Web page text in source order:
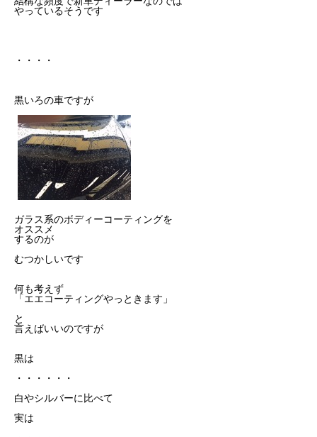
やっているそうです
・・・・
黒いろの車ですが
ガラス系のボディーコーティングを
オススメ
するのが
むつかしいです
何も考えず
「エエコーティングやっときます」
と
言えばいいのですが
黒は
・・・・・・
白やシルバーに比べて
実は